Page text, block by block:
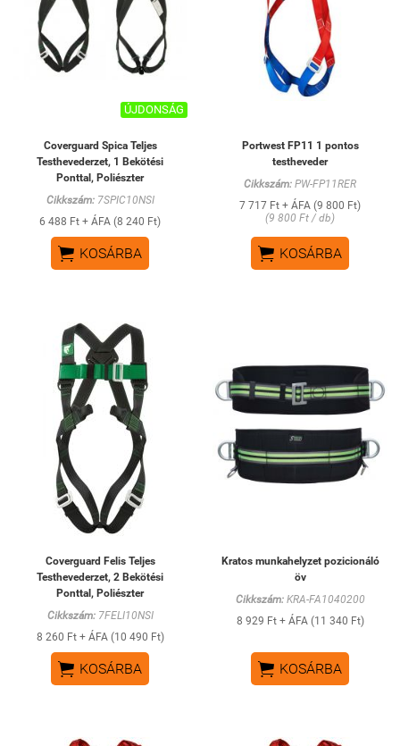
ÚJDONSÁG
Coverguard Spica Teljes
Testhevederzet, 1 Bekötési
Ponttal, Poliészter
Cikkszám:7SPIC10NSI
6 488 Ft + ÁFA (8 240 Ft)
 KOSÁRBA
Portwest FP11 1 pontos
testheveder
Cikkszám: PW-FP11RER
7 717 Ft + ÁFA (9 800 Ft)
(9 800 Ft / db)
 KOSÁRBA
Coverguard Felis Teljes
Testhevederzet, 2 Bekötési
Ponttal, Poliészter
Cikkszám:7FELI10NSI
8 260 Ft + ÁFA (10 490 Ft)
 KOSÁRBA
Kratos munkahelyzet pozicionáló
öv
Cikkszám:KRA-FA1040200
8 929 Ft + ÁFA (11 340 Ft)
 KOSÁRBA